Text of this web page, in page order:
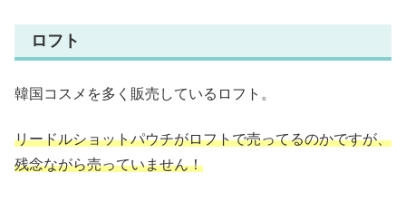
ロフト
韓国コスメを多く販売しているロフト。
リードルショットパウチがロフトで売ってるのかですが、
残念ながら売っていません！